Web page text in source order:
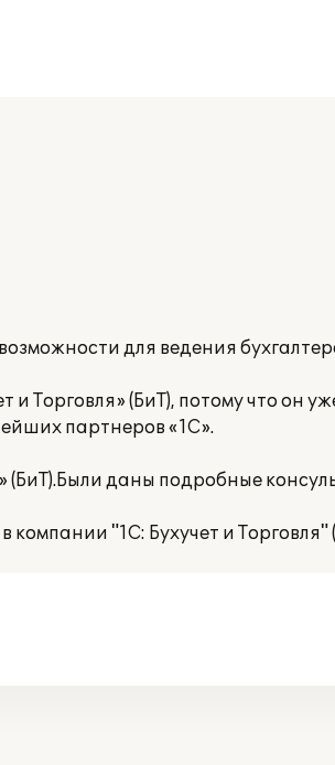
для ведения
Торговля» (БиТ), потому что он
партнеров «1С».
(БиТ).Были даны подробные
"1С: Бухучет и Торговля"